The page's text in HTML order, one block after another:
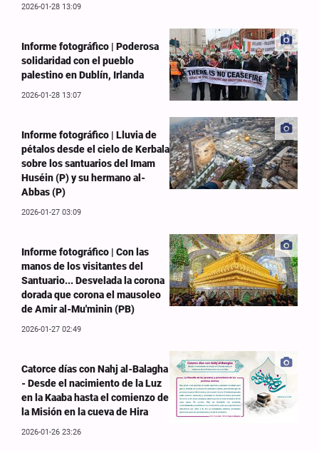
2026-01-28 13:09
Informe fotográfico | Poderosa
solidaridad con el pueblo
palestino en Dublín, Irlanda
2026-01-28 13:07
Informe fotográfico | Lluvia de
pétalos desde el cielo de Kerbala
sobre los santuarios del Imam
Huséin (P) y su hermano al-
Abbas (P)
2026-01-27 03:09
Informe fotográfico | Con las
manos de los visitantes del
Santuario... Desvelada la corona
dorada que corona el mausoleo
de Amir al-Mu'minin (PB)
2026-01-27 02:49
Catorce días con Nahj al-Balagha
- Desde el nacimiento de la Luz
en la Kaaba hasta el comienzo de
la Misión en la cueva de Hira
2026-01-26 23:26